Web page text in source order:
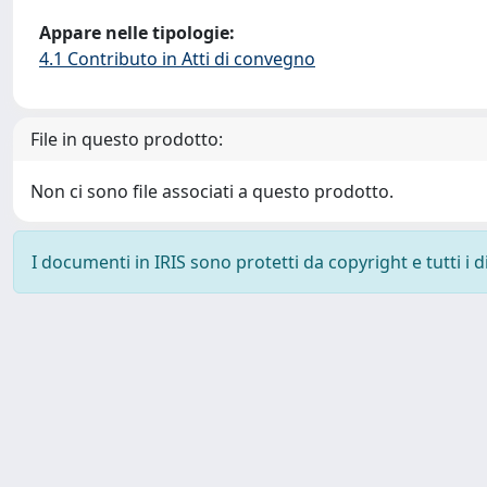
Appare nelle tipologie:
4.1 Contributo in Atti di convegno
File in questo prodotto:
Non ci sono file associati a questo prodotto.
I documenti in IRIS sono protetti da copyright e tutti i